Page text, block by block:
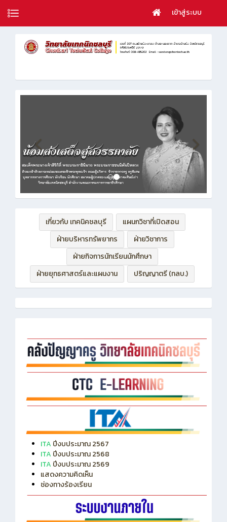
เข้าสู่ระบบ
เกี่ยวกับ เทคนิคชลบุรี
แผนกวิชาที่เปิดสอน
ฝ่ายบริหารทรัพยากร
ฝ่ายวิชาการ
ฝ่ายกิจการนักเรียนนักศึกษา
ฝ่ายยุทธศาสตร์และแผนงาน
ปริญญาตรี (ทลบ.)
ITA ปีงบประมาณ 2567
ITA ปีงบประมาณ 2568
ITA ปีงบประมาณ 2569
แสดงความคิดเห็น
ช่องทางร้องเรียน